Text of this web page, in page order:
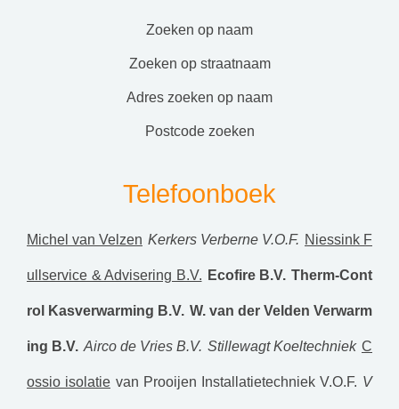
zoeken op naam
zoeken op straatnaam
adres zoeken op naam
postcode zoeken
Telefoonboek
Michel van Velzen Kerkers Verberne V.O.F. Niessink F
ullservice & Advisering B.V. Ecofire B.V. Therm-Cont
rol Kasverwarming B.V. W. van der Velden Verwarm
ing B.V. Airco de Vries B.V. Stillewagt Koeltechniek C
ossio isolatie van Prooijen Installatietechniek V.O.F. V